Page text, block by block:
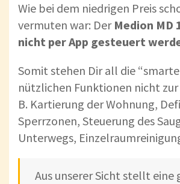
Wie bei dem niedrigen Preis
vermuten war: Der Medion MD
nicht per App gesteuert
Somit stehen Dir all die
nützlichen Funktionen nicht zur
B. Kartierung der Wohnung,
Sperrzonen, Steuerung des
Unterwegs,
Aus unserer Sicht stellt eine